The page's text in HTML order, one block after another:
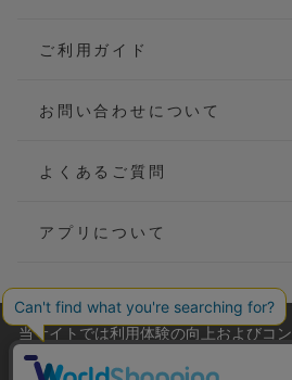
ご利用ガイド
お問い合わせについて
よくあるご質問
アプリについて
会社概要
当サイトでは利用体験の向上およびコ
ラフィックの分析を目的としてCookie